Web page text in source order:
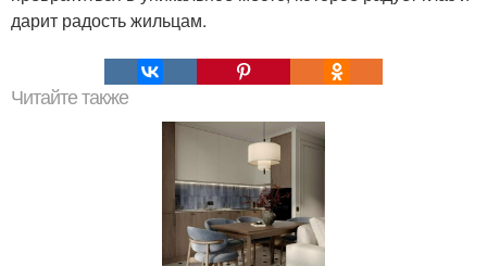
дарит радость жильцам.
Читайте также